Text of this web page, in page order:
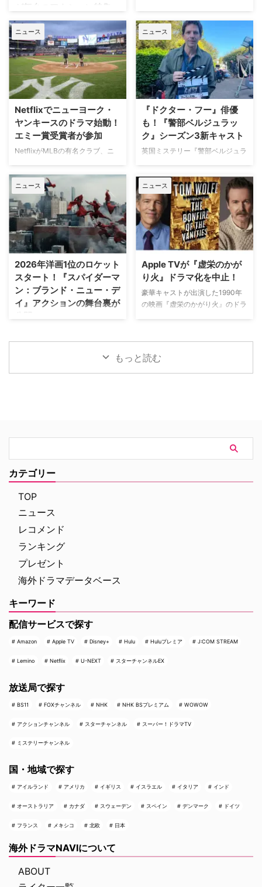
が舞台のアクション特集」
放送
日本で唯一のアクション海外ドラ
マ専門チャンネル「アクションチ
ャンネル」にて、8月11日の山の
日に合わせた特別編成「山が舞台
のアクション特集」が放送され
る。 8月11日「山の日」に注目の
山岳アクション2作品を特別編成
今回の特集では、米陸軍特殊部隊
出身の保安官が山岳地帯の町で起
きる難事件に挑む全米大ヒット作
『ブルーリッジ 山岳捜査網』が
独占日本初放送。さらに、元特殊
部隊員の父親が娘を守るために大
自然を駆け巡るフランス発の話題
作『デビルズ・リープ～娘を守
れ！最強の親父』が一挙放送され
る。雄大な自然の中で繰り広 …
人気Netflixドラマ『エミリー、パ
リへ行く』第6シーズンに出演す
るイギリス人女優のミニー・ドラ
イヴァーが、フランスでの撮影休
止期間中に深刻な自動車事故に遭
っていたことが分かった。 生き
ていられることに心から感謝 ミ
ニーは過去8週間にわたり、
Instagram上で「パリ近況報告」
と題した動画シリーズを投稿。最
終シーズンの撮影で滞在していた
パリでの日常をファンに届けてい
た。しかし8月6日（木）早朝、
公開。「パリの最新情報だけど、
実はロンドンに戻っ …
ニュース
Netflixでニューヨーク・
ヤンキースのドラマ始動！
エミー賞受賞者が参加
NetflixがMLBの有名クラブ、ニ
した新作ドラマシリーズの開発を
進めている。米Varietyが報じ
た。 『オザークへようこそ』ジ
ェイソン・ベイトマンも関与
Netflixは、今年3月のMLB開幕戦
をライヴ配信したのを皮切りに、
7月のホームランダービーもリリ
ースするなど、MLBとの関係性
を深めている。この協力関係は
2028年まで続く予定だ。今月中
旬に行われるフィールド・オブ・
ドリームス（映画『フィールド・
ニュース
『ドクター・フー』俳優
も！『警部ベルジュラッ
ク』シーズン3新キャスト
英国ミステリー『警部ベルジュラ
ている。また、4人のキャストが
新たに加わることも明らかになっ
た。英BBCなど複数のメディアが
伝えている。 これまでで最も衝
撃的な事件に巻き込まれるベルジ
ュラック 1981年から1991年にか
けて英BBCで放送されたジョン・
『Bergerac（原題）』をリブー
トした本作。イギリス海峡に浮か
ぶジャージー島を舞台に、警部の
ジム・ベルジュラックが事件に挑
ニュース
2026年洋画1位のロケット
スタート！『スパイダーマ
ン：ブランド・ニュー・デ
イ』アクションの舞台裏が
マンの新たな物語を描く映画『ス
パイダーマン：ブランド・ニュ
ー・デイ』が大ヒット上映中だ。
の裏側を明かす特別映像が公開さ
録！ 映画史に残る快挙を達成 ソ
ニー・ピクチャーズ配給、トム・
ホランド演じるピーター・パーカ
ー＝スパイダーマンの新たなる物
ド・ニュー・デイ』が大ヒット …
ニュース
Apple TVが『虚栄のかが
り火』ドラマ化を中止！
豪華キャストが出演した1990年
の映画『虚栄のかがり火』のドラ
ず 原作は、1987年に出版された
トム・ウルフのベストセラー小説
ンハッタンと周辺の貧困な地区と
な名声を得た …
もっと読む
カテゴリー
TOP
ニュース
レコメンド
ランキング
プレゼント
海外ドラマデータベース
キーワード
配信サービスで探す
Amazon Apple TV Disney+ Hulu Huluプレミア J:COM STREAM
Lemino Netflix U-NEXT スターチャンネルEX
放送局で探す
BS11 FOXチャンネル NHK NHK BSプレミアム WOWOW
アクションチャンネル スターチャンネル スーパー！ドラマTV
ミステリーチャンネル
国・地域で探す
アイルランド アメリカ イギリス イスラエル イタリア インド
オーストラリア カナダ スウェーデン スペイン デンマーク ドイツ
フランス メキシコ 北欧 日本
海外ドラマNAVIについて
ABOUT